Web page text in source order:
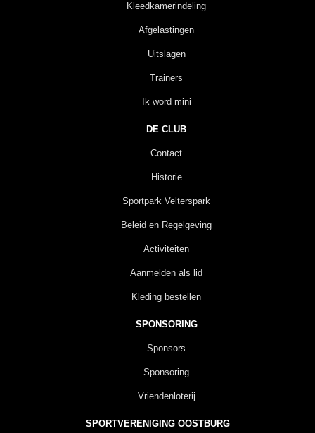
Kleedkamerindeling
Afgelastingen
Uitslagen
Trainers
Ik word mini
DE CLUB
Contact
Historie
Sportpark Velterspark
Beleid en Regelgeving
Activiteiten
Aanmelden als lid
Kleding bestellen
SPONSORING
Sponsors
Sponsoring
Vriendenloterij
SPORTVERENIGING OOSTBURG